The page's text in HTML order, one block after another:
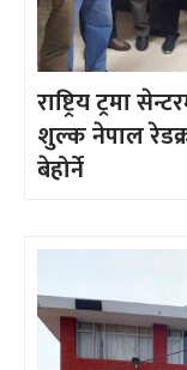
राष्ट्रिय ट्रमा
शुल्क नेपाल
बेहोर्ने